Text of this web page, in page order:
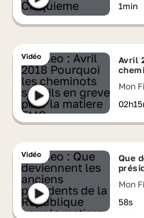
1min
Vidéo
Avril
Mon
Vidéo
Que
Mon
58s